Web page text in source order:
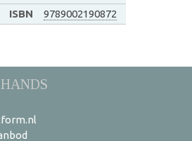
ISBN
9789002190872